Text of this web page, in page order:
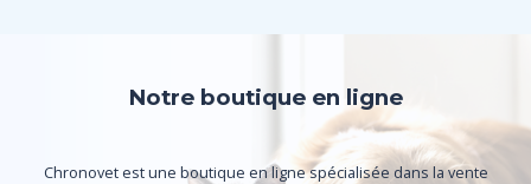
Notre boutique en ligne
Chronovet est une boutique en ligne spécialisée dans la vente